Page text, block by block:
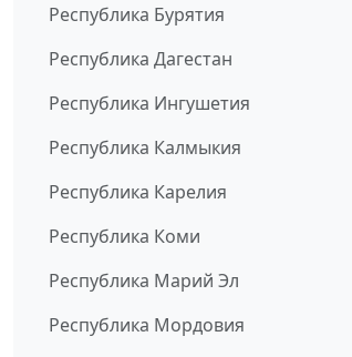
Республика Бурятия
Республика Дагестан
Республика Ингушетия
Республика Калмыкия
Республика Карелия
Республика Коми
Республика Марий Эл
Республика Мордовия